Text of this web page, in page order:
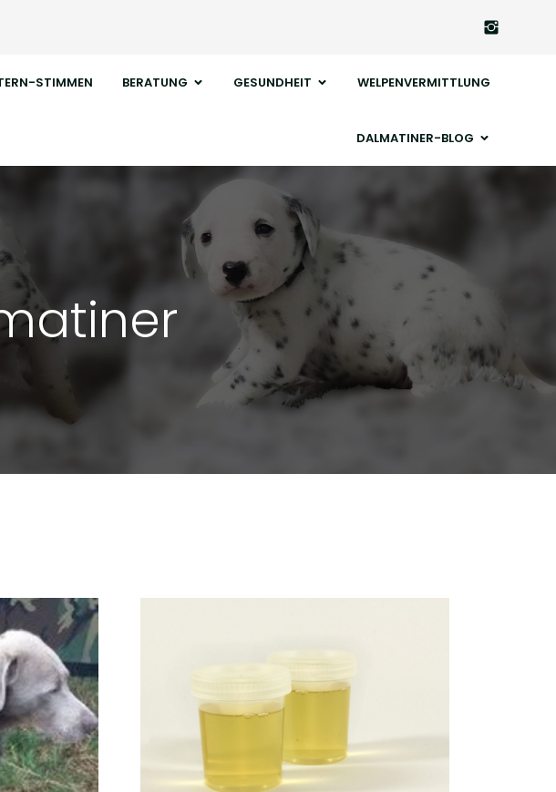
STIMMEN BERATUNG GESUNDHEIT WELPENVERMITTLUNG
DALMATINER-BLOG